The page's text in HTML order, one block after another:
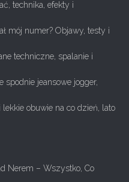
technika, efekty i
mój numer? Objawy, testy i
techniczne, spalanie i
spodnie jeansowe jogger,
obuwie na co dzień, lato
Nerem – Wszystko, Co